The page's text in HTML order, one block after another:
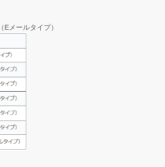
ールタイプ）